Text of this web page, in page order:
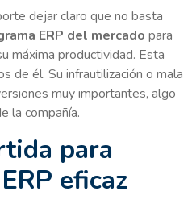
dejar claro que no basta
ERP del mercado para
máxima productividad. Esta
de él. Su infrautilización o mala
muy importantes, algo
la compañía.
para
eficaz